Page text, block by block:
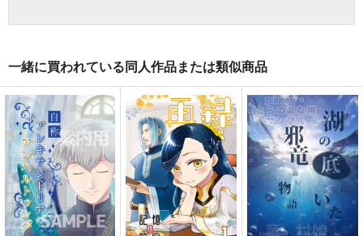
一緒に買われている同人作品または類似商品